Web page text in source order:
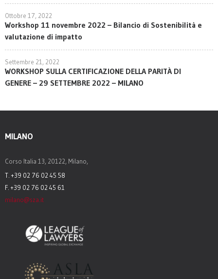
Ottobre 17, 2022
Workshop 11 novembre 2022 – Bilancio di Sostenibilità e
valutazione di impatto
Settembre 21, 2022
WORKSHOP SULLA CERTIFICAZIONE DELLA PARITÀ DI
GENERE – 29 SETTEMBRE 2022 – MILANO
MILANO
Corso Italia 13, 20122, Milano,
T. +39 02 76 02 45 58
F. +39 02 76 02 45 61
milano@sza.it